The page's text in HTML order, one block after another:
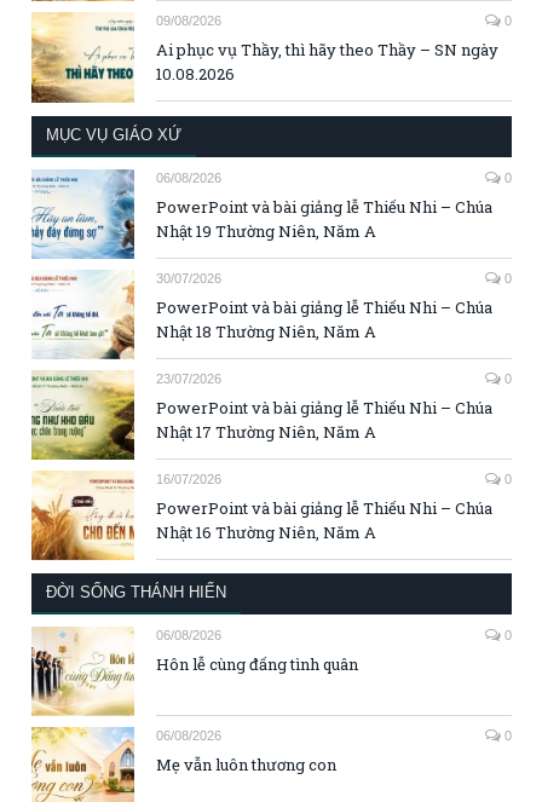
09/08/2026 0
Ai phục vụ Thầy, thì hãy theo Thầy – SN ngày
10.08.2026
MỤC VỤ GIÁO XỨ
06/08/2026 0
PowerPoint và bài giảng lễ Thiếu Nhi – Chúa
Nhật 19 Thường Niên, Năm A
30/07/2026 0
PowerPoint và bài giảng lễ Thiếu Nhi – Chúa
Nhật 18 Thường Niên, Năm A
23/07/2026 0
PowerPoint và bài giảng lễ Thiếu Nhi – Chúa
Nhật 17 Thường Niên, Năm A
16/07/2026 0
PowerPoint và bài giảng lễ Thiếu Nhi – Chúa
Nhật 16 Thường Niên, Năm A
ĐỜI SỐNG THÁNH HIẾN
06/08/2026 0
Hôn lễ cùng đấng tình quân
06/08/2026 0
Mẹ vẫn luôn thương con